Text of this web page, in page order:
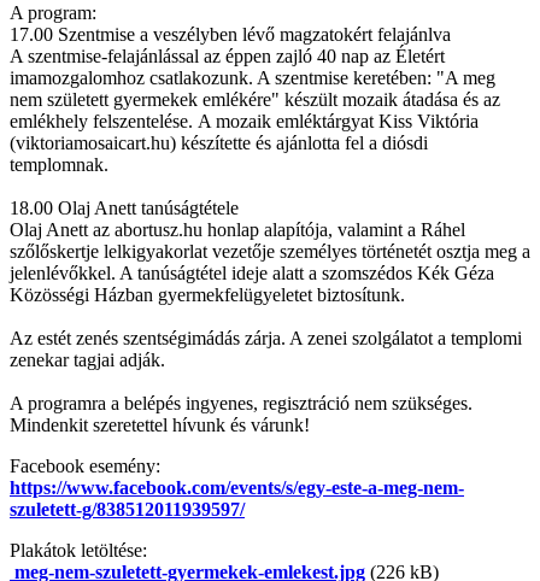
A program:
17.00 Szentmise a veszélyben lévő magzatokért felajánlva
A szentmise-felajánlással az éppen zajló 40 nap az Életért
imamozgalomhoz csatlakozunk. A szentmise keretében: "A meg
nem született gyermekek emlékére" készült mozaik átadása és az
emlékhely felszentelése. A mozaik emléktárgyat Kiss Viktória
(viktoriamosaicart.hu) készítette és ajánlotta fel a diósdi
templomnak.
18.00 Olaj Anett tanúságtétele
Olaj Anett az abortusz.hu honlap alapítója, valamint a Ráhel
szőlőskertje lelkigyakorlat vezetője személyes történetét osztja meg a
jelenlévőkkel. A tanúságtétel ideje alatt a szomszédos Kék Géza
Közösségi Házban gyermekfelügyeletet biztosítunk.
Az estét zenés szentségimádás zárja. A zenei szolgálatot a templomi
zenekar tagjai adják.
A programra a belépés ingyenes, regisztráció nem szükséges.
Mindenkit szeretettel hívunk és várunk!
Facebook esemény:
https://www.facebook.com/events/s/egy-este-a-meg-nem-
szuletett-g/838512011939597/
Plakátok letöltése:
meg-nem-szuletett-gyermekek-emlekest.jpg (226 kB)